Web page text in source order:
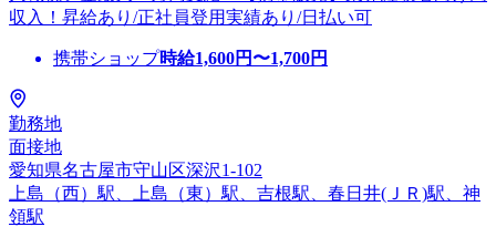
収入！昇給あり/正社員登用実績あり/日払い可
携帯ショップ時給1,600円〜1,700円
勤務地
面接地
愛知県名古屋市守山区深沢1-102
上島（西）駅、上島（東）駅、吉根駅、春日井(ＪＲ)駅、神
領駅